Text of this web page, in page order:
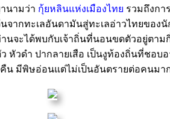
นามว่า กุ้ยหลินแห่งเมืองไทย รวมถึงการ
ากทะเลอันดามันสู่ทะเลอ่าวไทยของ
นจะได้พบกับเจ้าถิ่นที่นอนขดตัวอยู่ตา
ว หัวดำ ปากลายเสือ เป็นงูท้องถิ่นที่ช
น มีพิษอ่อนแต่ไม่เป็นอันตรายต่อคนมา